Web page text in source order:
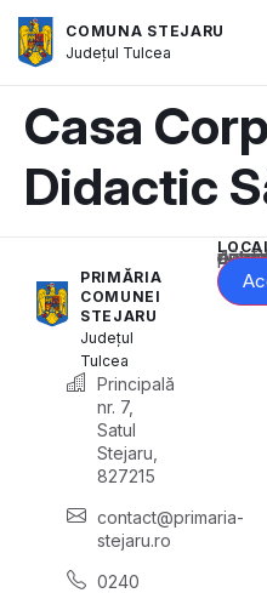
COMUNA STEJARU
Județul Tulcea
Casa
Didactic
PRIMĂRIA
COMUNEI
STEJARU
Județul
Tulcea
Principală
nr. 7,
Satul
Stejaru,
827215
contact@primaria-
stejaru.ro
0240
Acest conținut este blocat până când acceptați categoria corespunzătoare de cookie-uri.